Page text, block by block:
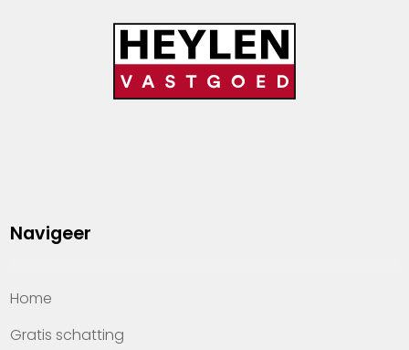
Navigeer
Home
Gratis schatting